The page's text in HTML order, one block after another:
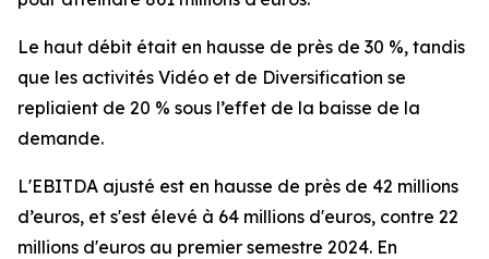
Le haut débit était en hausse de près de 30 %, tandis
que les activités Vidéo et de Diversification se
repliaient de 20 % sous l’effet de la baisse de la
demande.
L'EBITDA ajusté est en hausse de près de 42 millions
d’euros, et s'est élevé à 64 millions d'euros, contre 22
millions d'euros au premier semestre 2024. En